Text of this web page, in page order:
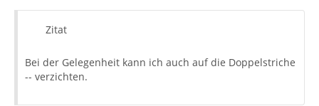
Zitat
Bei der Gelegenheit kann ich auch auf die Doppelstriche
-- verzichten.